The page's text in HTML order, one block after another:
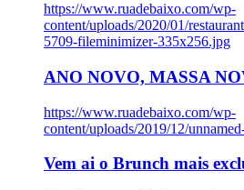
https://www.ruadebaixo.com/wp-
content/uploads/2020/01/
5709-fileminimizer-335x256.jpg
ANO NOVO, MASSA
https://www.ruadebaixo.com/wp-
content/uploads/2019/12/
Vem ai o Brunch mais